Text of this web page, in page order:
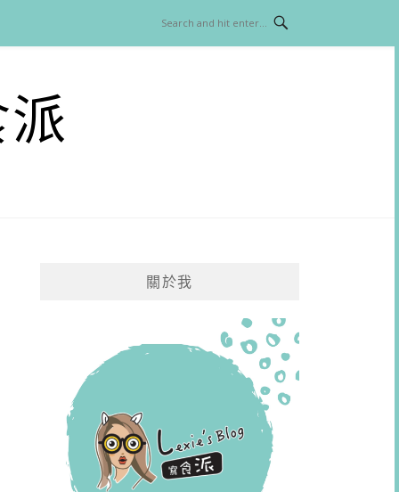
關於我